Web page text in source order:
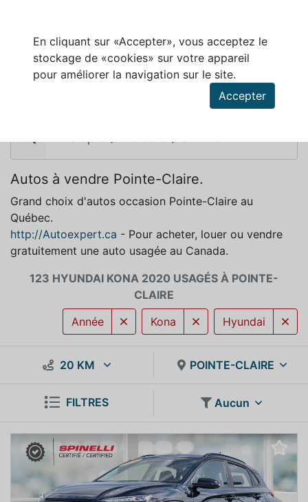
En cliquant sur «Accepter», vous acceptez le
stockage de «cookies» sur votre appareil
pour améliorer la navigation sur le site.
Accepter
HYUNDAI KONA 2020 À VENDRE À POINTE-
Autos à vendre Pointe-Claire.
Grand choix d'autos occasion Pointe-Claire au
Québec.
http://Autoexpert.ca - Pour acheter, louer ou vendre
gratuitement une auto usagée au Canada.
123 HYUNDAI KONA 2020 USAGÉS À POINTE-
CLAIRE
Hyundai
Kona
Année
20 KM POINTE-CLAIRE
FILTRES Aucun